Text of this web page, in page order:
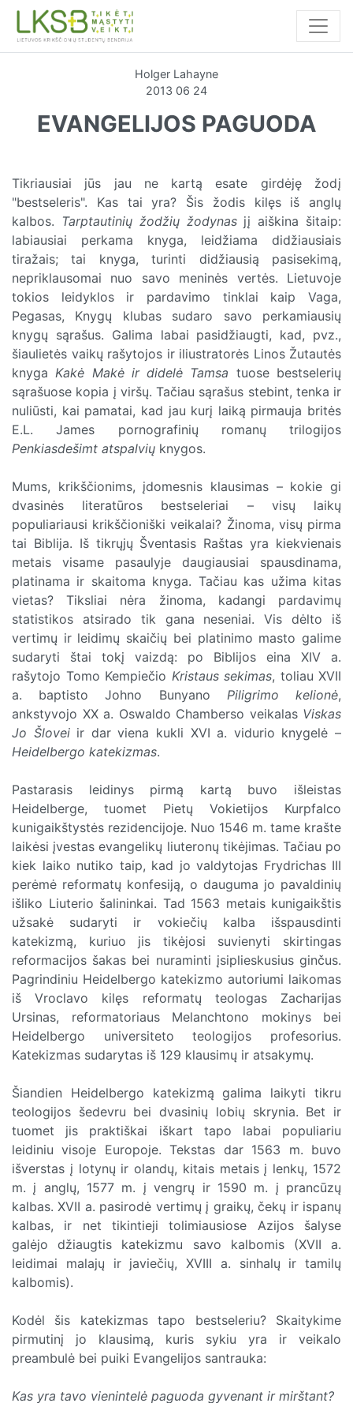
Holger Lahayne
2013 06 24
EVANGELIJOS PAGUODA
Tikriausiai jūs jau ne kartą esate girdėję žodį
"bestseleris". Kas tai yra? Šis žodis kilęs iš anglų
kalbos. Tarptautinių žodžių žodynasjį aiškina šitaip:
labiausiai perkama knyga, leidžiama didžiausiais
tiražais; tai knyga, turinti didžiausią pasisekimą,
nepriklausomai nuo savo meninės vertės. Lietuvoje
tokios leidyklos ir pardavimo tinklai kaip Vaga,
Pegasas, Knygų klubas sudaro savo perkamiausių
knygų sąrašus. Galima labai pasidžiaugti, kad, pvz.,
šiaulietės vaikų rašytojos ir iliustratorės Linos Žutautės
knyga Kakė Makė ir didelė Tamsa tuose bestselerių
sąrašuose kopia į viršų. Tačiau sąrašus stebint, tenka ir
nuliūsti, kai pamatai, kad jau kurį laiką pirmauja britės
E.L. James pornografinių romanų trilogijos
Penkiasdešimt atspalvių knygos.
Mums, krikščionims, įdomesnis klausimas – kokie gi
dvasinės literatūros bestseleriai – visų laikų
populiariausi krikščioniški veikalai? Žinoma, visų pirma
tai Biblija. Iš tikrųjų Šventasis Raštas yra kiekvienais
metais visame pasaulyje daugiausiai spausdinama,
platinama ir skaitoma knyga. Tačiau kas užima kitas
vietas? Tiksliai nėra žinoma, kadangi pardavimų
statistikos atsirado tik gana neseniai. Vis dėlto iš
vertimų ir leidimų skaičių bei platinimo masto galime
sudaryti štai tokį vaizdą: po Biblijos eina XIV a.
rašytojo Tomo Kempiečio Kristaus sekimas, toliau XVII
a. baptisto Johno Bunyano Piligrimo kelionė,
ankstyvojo XX a. Oswaldo Chamberso veikalas Viskas
Jo Šloveiir dar viena kukli XVI a. vidurio knygelė –
Heidelbergo katekizmas.
Pastarasis leidinys pirmą kartą buvo išleistas
Heidelberge, tuomet Pietų Vokietijos Kurpfalco
kunigaikštystės rezidencijoje. Nuo 1546 m. tame krašte
laikėsi įvestas evangelikų liuteronų tikėjimas. Tačiau po
kiek laiko nutiko taip, kad jo valdytojas Frydrichas III
perėmė reformatų konfesiją, o dauguma jo pavaldinių
išliko Liuterio šalininkai. Tad 1563 metais kunigaikštis
užsakė sudaryti ir vokiečių kalba išspausdinti
katekizmą, kuriuo jis tikėjosi suvienyti skirtingas
reformacijos šakas bei nuraminti įsiplieskusius ginčus.
Pagrindiniu Heidelbergo katekizmo autoriumi laikomas
iš Vroclavo kilęs reformatų teologas Zacharijas
Ursinas, reformatoriaus Melanchtono mokinys bei
Heidelbergo universiteto teologijos profesorius.
Katekizmas sudarytas iš 129 klausimų ir atsakymų.
Šiandien Heidelbergo katekizmą galima laikyti tikru
teologijos šedevru bei dvasinių lobių skrynia. Bet ir
tuomet jis praktiškai iškart tapo labai populiariu
leidiniu visoje Europoje. Tekstas dar 1563 m. buvo
išverstas į lotynų ir olandų, kitais metais į lenkų, 1572
m. į anglų, 1577 m. į vengrų ir 1590 m. į prancūzų
kalbas. XVII a. pasirodė vertimų į graikų, čekų ir ispanų
kalbas, ir net tikintieji tolimiausiose Azijos šalyse
galėjo džiaugtis katekizmu savo kalbomis (XVII a.
leidimai malajų ir javiečių, XVIII a. sinhalų ir tamilų
kalbomis).
Kodėl šis katekizmas tapo bestseleriu? Skaitykime
pirmutinį jo klausimą, kuris sykiu yra ir veikalo
preambulė bei puiki Evangelijos santrauka:
Kas yra tavo vienintelė paguoda gyvenant ir mirštant?